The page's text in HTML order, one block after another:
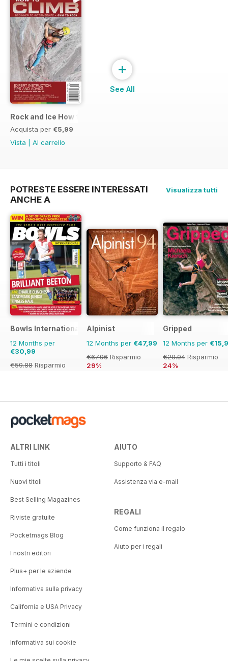
Rock and Ice How to Climb
Acquista per €5,99
Vista
Al carrello
+
See All
POTRESTE ESSERE INTERESSATI
ANCHE A
Visualizza tutti
Bowls International
12 Months per
€30,99
€59.88 Risparmio
Alpinist
12 Months per €47,99
€67.96 Risparmio
29%
Gripped
12 Months per
€20.94 Risparmio
24%
ALTRI LINK
Tutti i titoli
Nuovi titoli
Best Selling Magazines
Riviste gratuite
Pocketmags Blog
I nostri editori
Plus+ per le aziende
Informativa sulla privacy
California e USA Privacy
Termini e condizioni
Informativa sui cookie
AIUTO
Supporto & FAQ
Assistenza via e-mail
REGALI
Come funziona il regalo
Aiuto per i regali